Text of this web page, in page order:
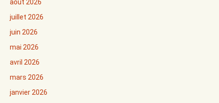
août 2026
juillet 2026
juin 2026
mai 2026
avril 2026
mars 2026
janvier 2026